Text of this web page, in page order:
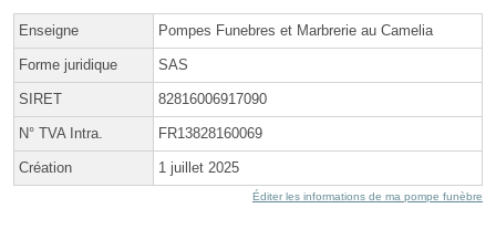
Enseigne Pompes Funebres et Marbrerie au Camelia
Forme juridique SAS
SIRET 82816006917090
N° TVA Intra. FR13828160069
Création 1 juillet 2025
Éditer les informations de ma pompe funèbre